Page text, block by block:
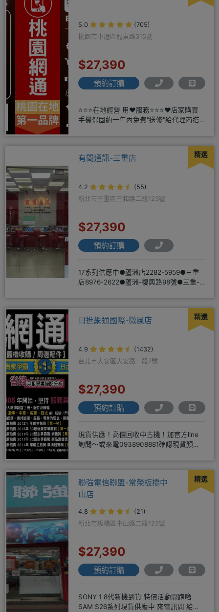
5.0
(705)
桃園市中壢區龍東路315號
$27,390
預約訂購
⭐⭐⭐在地經營 用❤️服務⭐⭐⭐❤️店家購買
手機保固約一年內免費"送修"給代理商搭
精選
有間通訊-三重店
4.2
(55)
新北市三重區三和路二段123號
$27,390
預約訂購
17系列供應中●蘆洲店2282-5959●三重
店8976-2622●蘆洲-復興路98號●三重-
精選
日進網通國際-微風店
4.9
(1432)
台北市大安區大安路一段7號
$27,390
預約訂購
現貨供應！高價回收中古機！加官方line
詢問～或來電0938908881確認現貨顏色
精選
聯強電信聯盟-常榮板橋中
山店
4.8
(21)
新北市板橋區中山路二段122號
$27,390
預約訂購
SONY 1 8代新機到貨 特價活動開跑嚕
SAM S26系列現貨供應中 來電訊問 給你